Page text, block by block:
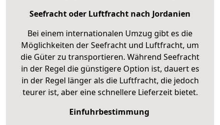
Seefracht oder Luftfracht nach Jordanien
Bei einem internationalen Umzug gibt es die
Möglichkeiten der Seefracht und Luftfracht, um
die Güter zu transportieren. Während Seefracht
in der Regel die günstigere Option ist, dauert es
in der Regel länger als die Luftfracht, die jedoch
teurer ist, aber eine schnellere Lieferzeit bietet.
Einfuhrbestimmung